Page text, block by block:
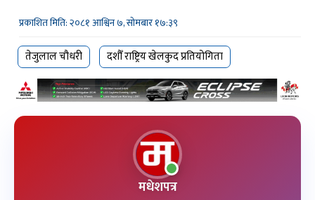
प्रकाशित मिति: २०८१ आश्विन ७, सोमबार १७:३९
तेजुलाल चौधरी दशौँ राष्ट्रिय खेलकुद प्रतियोगिता
मधेशपत्र